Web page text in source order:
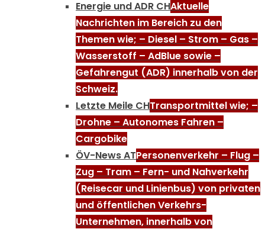
Energie und ADR CHAktuelle
Nachrichten im Bereich zu den
Themen wie; – Diesel – Strom – Gas –
Wasserstoff – AdBlue sowie –
Gefahrengut (ADR) innerhalb von der
Schweiz.
Letzte Meile CHTransportmittel wie; –
Drohne – Autonomes Fahren –
Cargobike
ÖV-News ATPersonenverkehr – Flug –
Zug – Tram – Fern- und Nahverkehr
(Reisecar und Linienbus) von privaten
und öffentlichen Verkehrs-
Unternehmen, innerhalb von